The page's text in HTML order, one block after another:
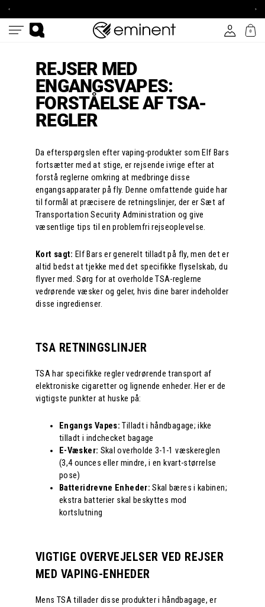
Gå
til
indhold
FRA
SPAR
0
REJSER MED
ENGANGSVAPES:
FORSTÅELSE AF TSA-
REGLER
Da efterspørgslen efter vaping-produkter som Elf Bars
fortsætter med at stige, er rejsende ivrige efter at
forstå reglerne omkring at medbringe disse
engangsapparater på fly. Denne omfattende guide har
til formål at præcisere de retningslinjer, der er Sæt af
Transportation Security Administration og give
væsentlige tips til en problemfri rejseoplevelse.
Kort sagt: Elf Bars er generelt tilladt på fly, men det er
altid bedst at tjekke med det specifikke flyselskab, du
flyver med. Sørg for at overholde TSA-reglerne
vedrørende væsker og geler, hvis dine barer indeholder
disse ingredienser.
TSA RETNINGSLINJER
TSA har specifikke regler vedrørende transport af
elektroniske cigaretter og lignende enheder. Her er de
vigtigste punkter at huske på:
Engangs Vapes: Tilladt i håndbagage; ikke
tilladt i indchecket bagage
E-Væsker: Skal overholde 3-1-1 væskereglen
(3,4 ounces eller mindre, i en kvart-størrelse
pose)
Batteridrevne Enheder:Skal bæres i kabinen;
ekstra batterier skal beskyttes mod
kortslutning
VIGTIGE OVERVEJELSER VED REJSER
MED VAPING-ENHEDER
Mens TSA tillader disse produkter i håndbagage, er